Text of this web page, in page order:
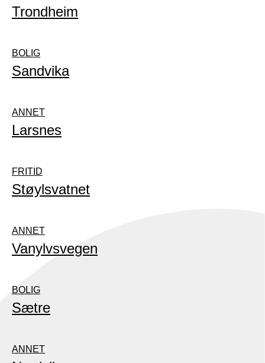
Trondheim
BOLIG
Sandvika
ANNET
Larsnes
FRITID
Støylsvatnet
ANNET
Vanylvsvegen
BOLIG
Sætre
ANNET